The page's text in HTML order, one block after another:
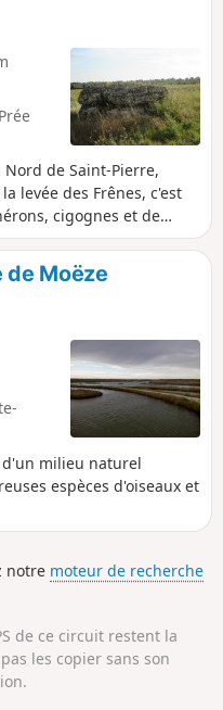
Nord de Saint-Pierre,
levée des Frênes, c'est
cigognes et de
permet ensuite
Closes à proximité du
Pierre par la Route
la Prée Salée.
de Moëze
milieu naturel
espèces d'oiseaux et
notre moteur de recherche
de ce circuit restent la
les copier sans son